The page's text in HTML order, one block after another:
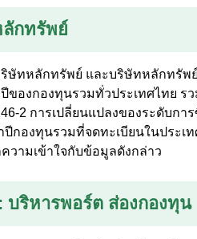
ลักทรัพย์
ษัทหลักทรัพย์ และบริษัทหลักทรัพ
ของกองทุนรวมทั่วประเทศไทย ร
2 การเปลี่ยนแปลงของระดับก
ปีกองทุนรวมที่จดทะเบียนในประ
วามเข้าใจกับข้อมูลดังกล่าว
: บริหารพอร์ต ส่องกองทุน